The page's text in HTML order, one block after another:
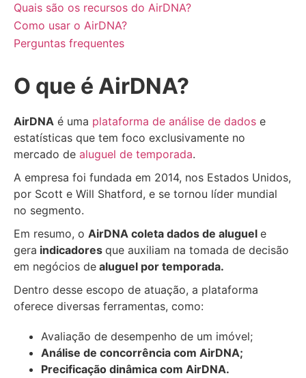
Quais são os recursos do AirDNA?
Como usar o AirDNA?
Perguntas frequentes
O que é AirDNA?
AirDNA é uma plataforma de análise de dados e
estatísticas que tem foco exclusivamente no
mercado de aluguel de temporada.
A empresa foi fundada em 2014, nos Estados Unidos,
por Scott e Will Shatford, e se tornou líder mundial
no segmento.
Em resumo, o AirDNA coleta dados de aluguel e
gera indicadores que auxiliam na tomada de decisão
em negócios de aluguel por temporada.
Dentro desse escopo de atuação, a plataforma
oferece diversas ferramentas, como:
Avaliação de desempenho de um imóvel;
Análise de concorrência com AirDNA;
Precificação dinâmica com AirDNA.